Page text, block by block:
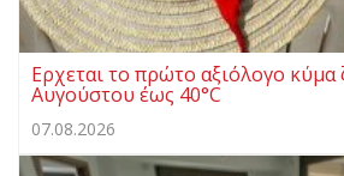
Ερχεται το πρώτο αξιόλογο κύμα
Αυγούστου έως 40°C
07.08.2026